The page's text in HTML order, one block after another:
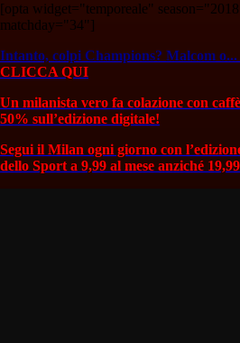
[opta widget="temporeale"
matchday="34"]
Intanto, colpi Champions? Malcom o...
CLICCA QUI
Un milanista vero fa colazione con
50% sull’edizione digitale!
Segui il Milan ogni giorno con
dello Sport a 9,99 al mese anziché 19,99